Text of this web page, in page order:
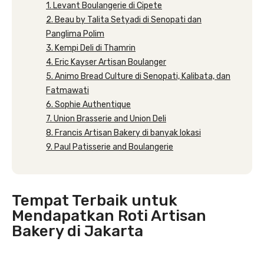
1. Levant Boulangerie di Cipete
2. Beau by Talita Setyadi di Senopati dan
Panglima Polim
3. Kempi Deli di Thamrin
4. Eric Kayser Artisan Boulanger
5. Animo Bread Culture di Senopati, Kalibata, dan
Fatmawati
6. Sophie Authentique
7. Union Brasserie and Union Deli
8. Francis Artisan Bakery di banyak lokasi
9. Paul Patisserie and Boulangerie
Tempat Terbaik untuk
Mendapatkan Roti Artisan
Bakery di Jakarta